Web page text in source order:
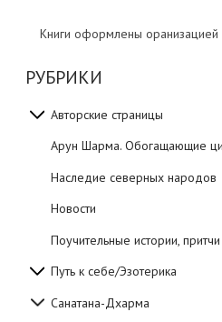
Книги оформлены оранизацией
РУБРИКИ
Авторские страницы
Арун Шарма. Обогащающие
Наследие северных народов
Новости
Поучительные истории,
Путь к себе/Эзотерика
Санатана-Дхарма